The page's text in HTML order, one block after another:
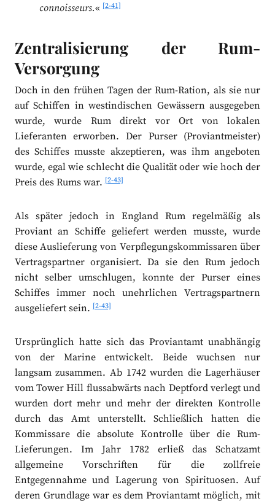
connoisseurs.«[2-41]
Zentralisierung der Rum-
Versorgung
Doch in den frühen Tagen der Rum-Ration, als sie nur
auf Schiffen in westindischen Gewässern ausgegeben
wurde, wurde Rum direkt vor Ort von lokalen
Lieferanten erworben. Der Purser (Proviantmeister)
des Schiffes musste akzeptieren, was ihm angeboten
wurde, egal wie schlecht die Qualität oder wie hoch der
Preis des Rums war.[2-43]
Als später jedoch in England Rum regelmäßig als
Proviant an Schiffe geliefert werden musste, wurde
diese Auslieferung von Verpflegungskommissaren über
Vertragspartner organisiert. Da sie den Rum jedoch
nicht selber umschlugen, konnte der Purser eines
Schiffes immer noch unehrlichen Vertragspartnern
ausgeliefert sein.[2-43]
Ursprünglich hatte sich das Proviantamt unabhängig
von der Marine entwickelt. Beide wuchsen nur
langsam zusammen. Ab 1742 wurden die Lagerhäuser
vom Tower Hill flussabwärts nach Deptford verlegt und
wurden dort mehr und mehr der direkten Kontrolle
durch das Amt unterstellt. Schließlich hatten die
Kommissare die absolute Kontrolle über die Rum-
Lieferungen. Im Jahr 1782 erließ das Schatzamt
allgemeine Vorschriften für die zollfreie
Entgegennahme und Lagerung von Spirituosen. Auf
deren Grundlage war es dem Proviantamt möglich, mit